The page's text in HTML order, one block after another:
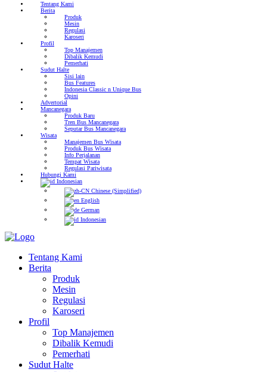
Tentang Kami
Berita
Produk
Mesin
Regulasi
Karoseri
Profil
Top Manajemen
Dibalik Kemudi
Pemerhati
Sudut Halte
Sisi lain
Bus Features
Indonesia Classic n Unique Bus
Opini
Advertorial
Mancanegara
Produk Baru
Tren Bus Mancanegara
Seputar Bus Mancanegara
Wisata
Manajemen Bus Wisata
Produk Bus Wisata
Info Perjalanan
Tempat Wisata
Regulasi Pariwisata
Hubungi Kami
Indonesian
Chinese (Simplified)
English
German
Indonesian
Tentang Kami
Berita
Produk
Mesin
Regulasi
Karoseri
Profil
Top Manajemen
Dibalik Kemudi
Pemerhati
Sudut Halte